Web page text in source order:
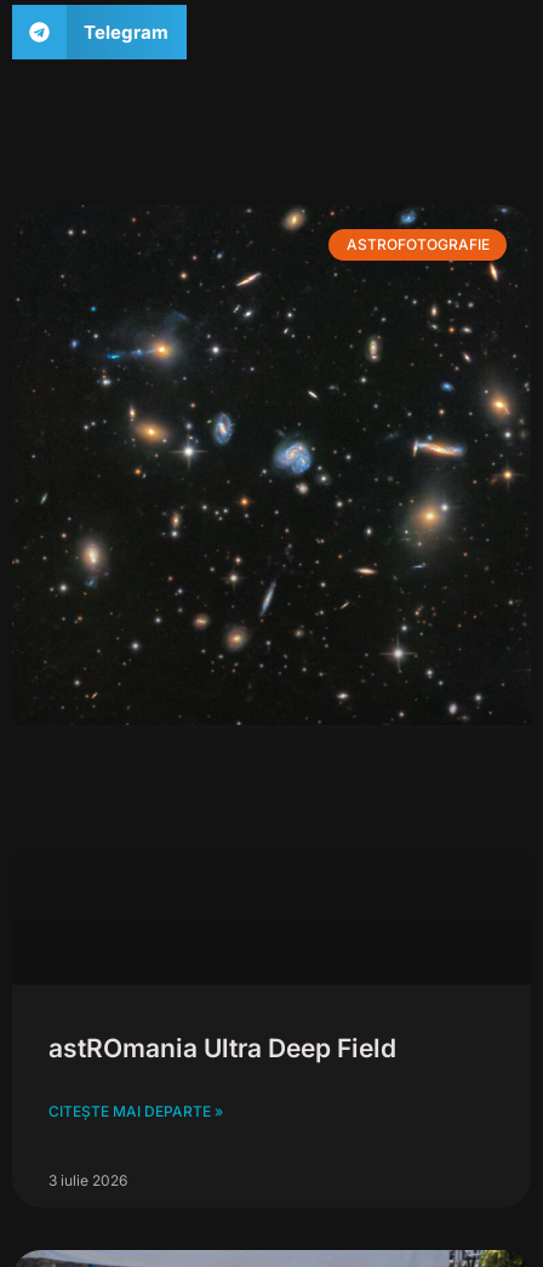
Telegram
ASTROFOTOGRAFIE
astROmania Ultra Deep Field
CITEȘTE MAI DEPARTE »
3 iulie 2026